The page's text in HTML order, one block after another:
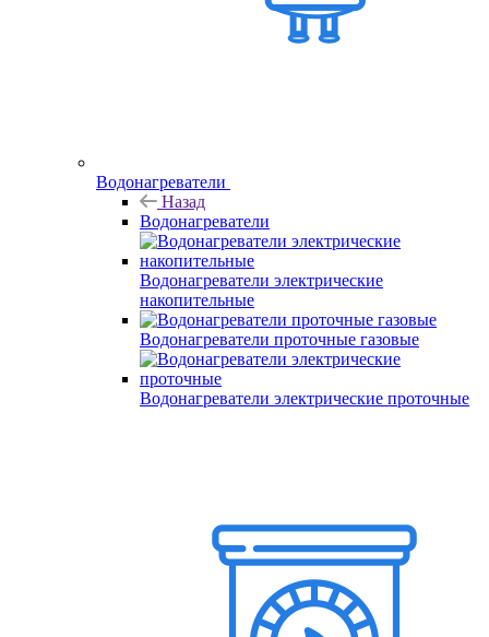
Водонагреватели
Назад
Водонагреватели
Водонагреватели электрические
накопительные
Водонагреватели проточные газовые
Водонагреватели электрические проточные